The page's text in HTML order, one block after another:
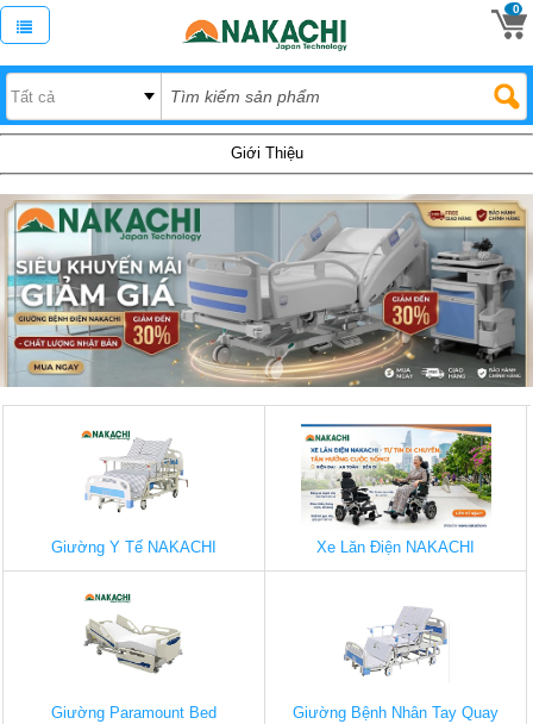
0
Giới Thiệu
Giường Y Tế NAKACHI Xe Lăn Điện NAKACHI
Giường Paramount Bed
Giường Bệnh Nhân Tay Quay